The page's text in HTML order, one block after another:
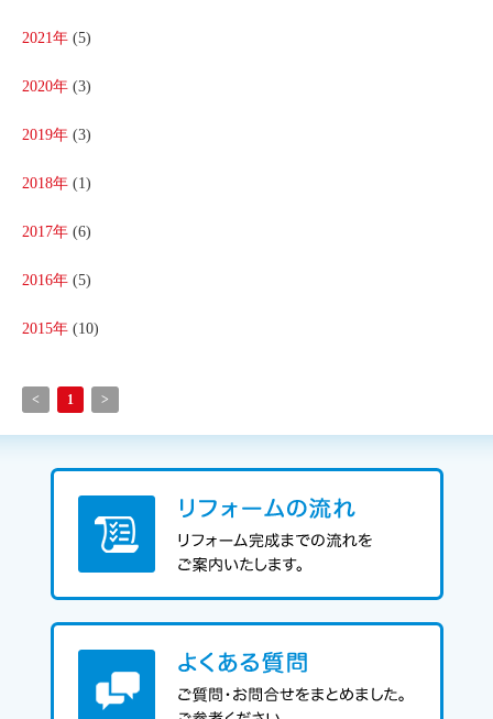
2021年 (5)
2020年 (3)
2019年 (3)
2018年 (1)
2017年 (6)
2016年 (5)
2015年 (10)
< 1 >